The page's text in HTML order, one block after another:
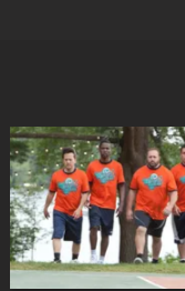
KINDSKÖPFE 3